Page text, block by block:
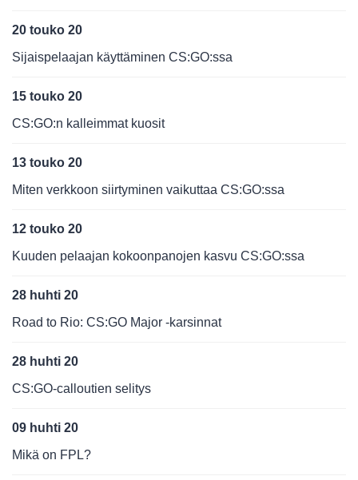
20 touko 20
Sijaispelaajan käyttäminen CS:GO:ssa
15 touko 20
CS:GO:n kalleimmat kuosit
13 touko 20
Miten verkkoon siirtyminen vaikuttaa CS:GO:ssa
12 touko 20
Kuuden pelaajan kokoonpanojen kasvu CS:GO:ssa
28 huhti 20
Road to Rio: CS:GO Major -karsinnat
28 huhti 20
CS:GO-calloutien selitys
09 huhti 20
Mikä on FPL?